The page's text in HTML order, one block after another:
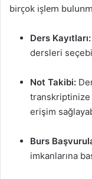
birçok işlem
Ders Kayıtları:
dersleri
Not Takibi:
transkriptinize
erişim
Burs
imkanlarına